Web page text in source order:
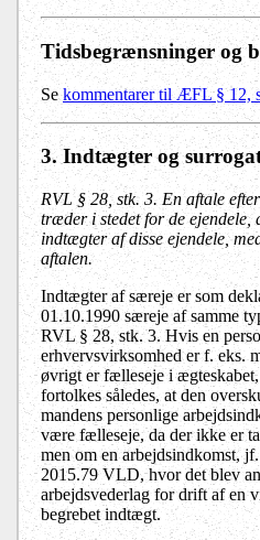
Tidsbegrænsninger og
Sekommentarer til ÆFL § 12,
3. Indtægter og
RVL § 28, stk. 3. En aftale
træder i stedet for de ejendele,
indtægter af disse ejendele,
aftalen.
Indtægter af særeje er som
01.10.1990 særeje af samme
RVL § 28, stk. 3. Hvis en
erhvervsvirksomhed er f. eks.
øvrigt er fælleseje i
fortolkes således, at den
mandens personlige
være fælleseje, da der ikke er
men om en arbejdsindkomst,
2015.79 VLD, hvor det blev
arbejdsvederlag for drift af en
begrebet indtægt.